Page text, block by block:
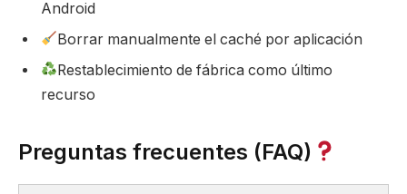
Android
Borrar manualmente el caché por aplicación
Restablecimiento de fábrica como último
recurso
Preguntas frecuentes (FAQ)